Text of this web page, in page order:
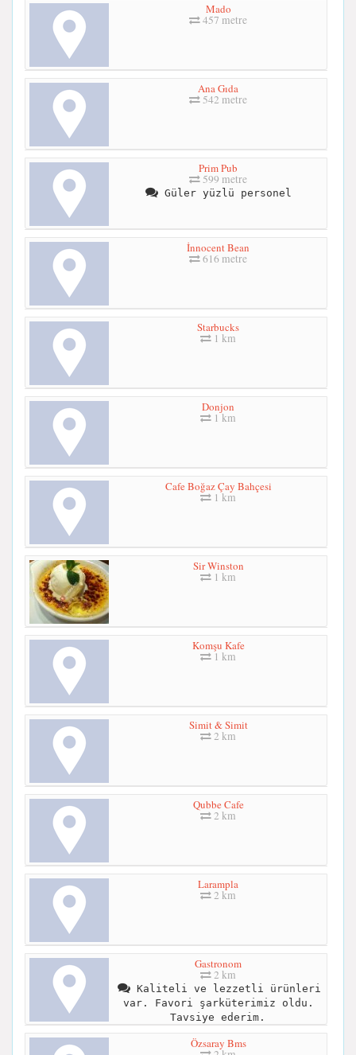
Mado
457 metre
Ana Gıda
542 metre
Prim Pub
599 metre
Güler yüzlü personel
İnnocent Bean
616 metre
Starbucks
1 km
Donjon
1 km
Cafe Boğaz Çay Bahçesi
1 km
Sir Winston
1 km
Komşu Kafe
1 km
Simit & Simit
2 km
Qubbe Cafe
2 km
Larampla
2 km
Gastronom
2 km
Kaliteli ve lezzetli ürünleri
var. Favori şarküterimiz oldu.
Tavsiye ederim.
Özsaray Bms